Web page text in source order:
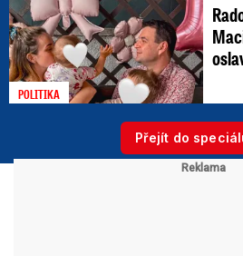
POLITIKA
Přejít do